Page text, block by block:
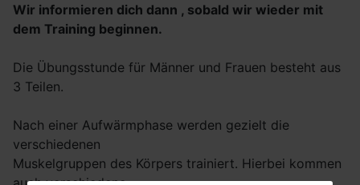
Wir informieren dich dann , sobald wir wieder mit
dem Training beginnen.
Die Übungsstunde für Männer und Frauen besteht aus
3 Teilen.
Nach einer Aufwärmphase werden gezielt die
verschiedenen
Muskelgruppen des Körpers trainiert. Hierbei kommen